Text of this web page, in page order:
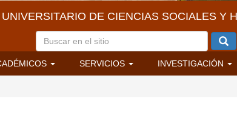
DE CIENCIAS SOCIALES Y
SERVICIOS INVESTIGACIÓN